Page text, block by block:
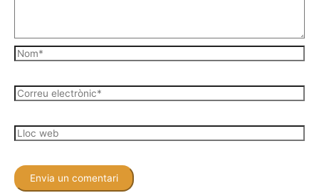
Nom*
Correu
Lloc